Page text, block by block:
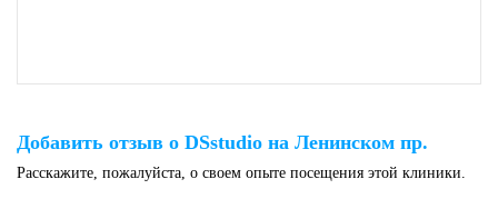
Добавить отзыв о DSstudio на Ленинском пр.
Расскажите, пожалуйста, о своем опыте посещения этой клиники.